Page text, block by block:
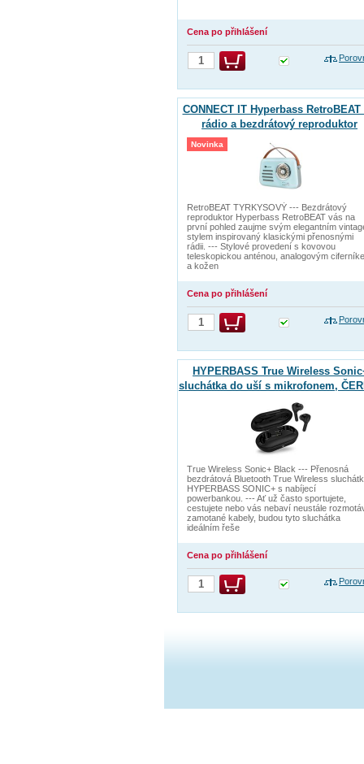
Cena po přihlášení
CONNECT IT Hyperbass RetroBEAT
rádio a bezdrátový reproduktor
RetroBEAT TYRKYSOVÝ --- Bezdrátový
reproduktor Hyperbass RetroBEAT vás na
první pohled zaujme svým elegantním
stylem inspirovaný klasickými přenosnými
rádii. --- Stylové provedení s kovovou
teleskopickou anténou, analogovým
a kožen
Cena po přihlášení
Novinka
HYPERBASS True Wireless
sluchátka do uší s mikrofonem,
True Wireless Sonic+ Black --- Přenosná
bezdrátová Bluetooth True Wireless
HYPERBASS SONIC+ s nabíjecí
powerbankou. --- Ať už často sportujete,
cestujete nebo vás nebaví neustále
zamotané kabely, budou tyto sluchátka
ideálním řeše
Cena po přihlášení